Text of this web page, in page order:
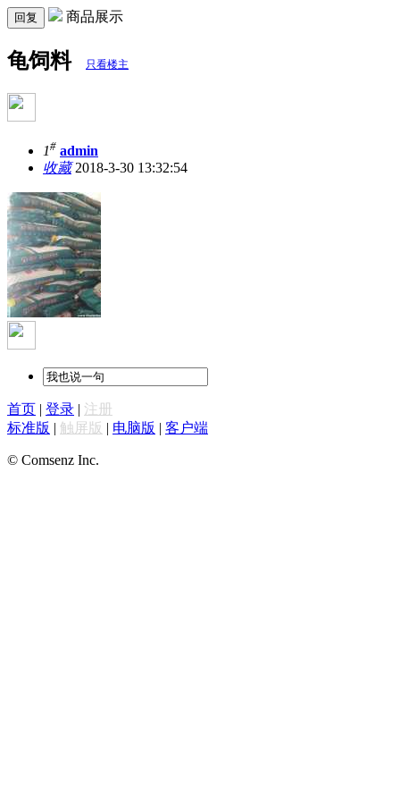
回复 商品展示
龟饲料 只看楼主
1# admin
收藏2018-3-30 13:32:54
首页 | 登录 | 注册
标准版 | 触屏版 | 电脑版 | 客户端
© Comsenz Inc.